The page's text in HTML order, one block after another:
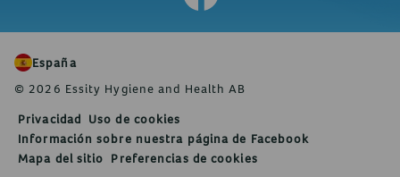
España
© 2026 Essity Hygiene and Health AB
Privacidad Uso de cookies
Información sobre nuestra página de Facebook
Mapa del sitio Preferencias de cookies